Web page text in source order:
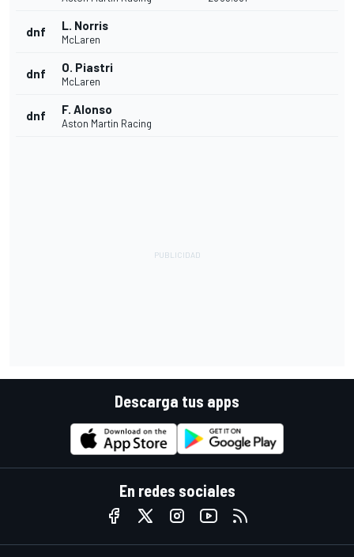
dnf L. Norris
McLaren
dnf O. Piastri
McLaren
dnf F. Alonso
Aston Martin Racing
Descarga tus apps
En redes sociales